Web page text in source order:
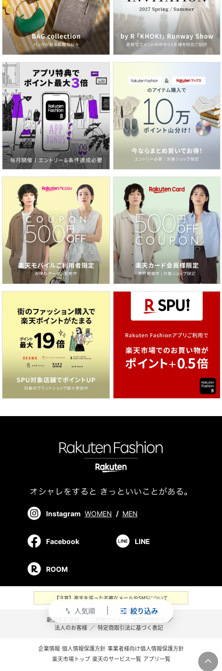
swap_vert 人気順 絞り込み
Instagram WOMEN / MEN
Facebook LINE
ROOM
【注意】楽天を装った不審なメールやSMSについて
新規会員登録
／
法人のお客様 ／ 特定商取引法に基づく表記
企業情報 個人情報保護方針 事業者様向け個人情報保護方針
楽天市場トップ 楽天のサービス一覧 アプリ一覧